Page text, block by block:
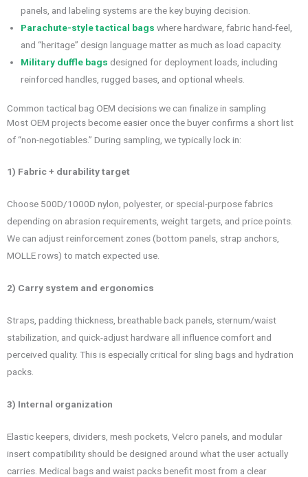
panels, and labeling systems are the key buying decision.
Parachute-style tactical bags where hardware, fabric hand-feel,
and “heritage” design language matter as much as load capacity.
Military duffle bags designed for deployment loads, including
reinforced handles, rugged bases, and optional wheels.
Common tactical bag OEM decisions we can finalize in sampling
Most OEM projects become easier once the buyer confirms a short list
of “non-negotiables.” During sampling, we typically lock in:
1) Fabric + durability target
Choose 500D/1000D nylon, polyester, or special-purpose fabrics
depending on abrasion requirements, weight targets, and price points.
We can adjust reinforcement zones (bottom panels, strap anchors,
MOLLE rows) to match expected use.
2) Carry system and ergonomics
Straps, padding thickness, breathable back panels, sternum/waist
stabilization, and quick-adjust hardware all influence comfort and
perceived quality. This is especially critical for sling bags and hydration
packs.
3) Internal organization
Elastic keepers, dividers, mesh pockets, Velcro panels, and modular
insert compatibility should be designed around what the user actually
carries. Medical bags and waist packs benefit most from a clear